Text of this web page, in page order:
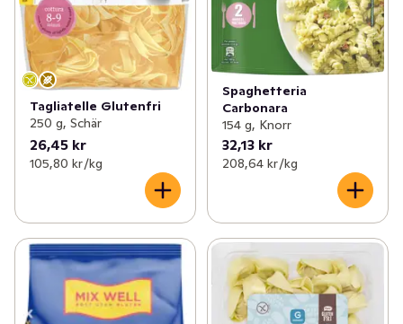
Tagliatelle Glutenfri
250 g, Schär
26,45 kr
105,80 kr /kg
Spaghetteria
Carbonara
154 g, Knorr
32,13 kr
208,64 kr /kg